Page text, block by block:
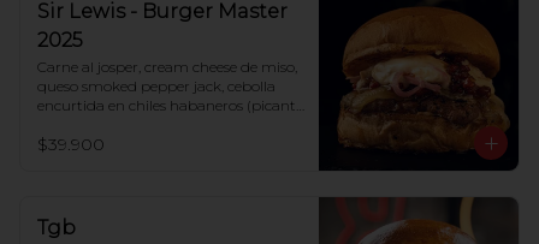
Sir Lewis - Burger Master
2025
Carne al josper, cream cheese de miso,
queso smoked pepper jack, cebolla
encurtida en chiles habaneros (picante
en whisky black label, alioli de tocino y
$39.900
Tgb